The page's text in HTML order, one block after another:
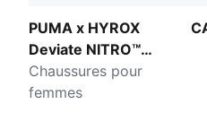
PUMA x HYROX
Deviate NITRO™
Elite 4
Chaussures pour
femmes